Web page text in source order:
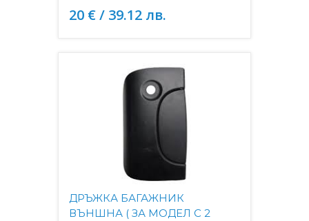
20 € / 39.12 лв.
ДРЪЖКА БАГАЖНИК
ВЪНШНА ( ЗА МОДЕЛ С 2